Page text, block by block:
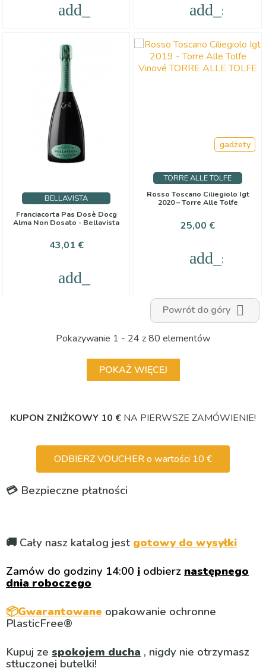
add_shopping_cart
BELLAVISTA
Franciacorta Pas Dosè Docg
Alma Non Dosato - Bellavista
Cena
43,01 €
add_shopping_cart
TORRE ALLE TOLFE
Rosso Toscano Ciliegiolo Igt
2020 – Torre Alle Tolfe
Cena
25,00 €
gadżety
Powrót do góry 
Pokazywanie 1 - 24 z 80 elementów
POKAŻ WIĘCEJ
KUPON ZNIŻKOWY 10 € NA PIERWSZE ZAMÓWIENIE!
ODBIERZ VOUCHER o wartości 10 €
💳 Bezpieczne płatności
🚚 Cały nasz katalog jest gotowy do wysyłki
Zamów do godziny 14:00 i odbierz następnego
dnia roboczego
📦Gwarantowane opakowanie ochronne
PlasticFree®
Kupuj ze spokojem ducha , nigdy nie otrzymasz
stłuczonej butelki!